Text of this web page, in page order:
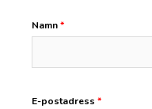
Namn*
E-postadress *